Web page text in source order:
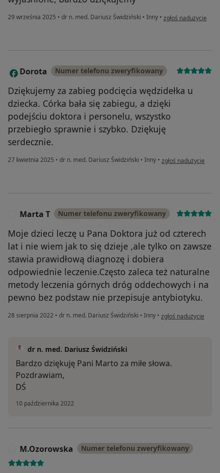
29 września 2025 • dr n. med. Dariusz Świdziński • Inny • w opinii
zgłoś nadużycie
D Dorota Numer telefonu zweryfikowany
Dziękujemy za zabieg podcięcia wędzidełka u
dziecka. Córka bała się zabiegu, a dzięki
podejściu doktora i personelu, wszystko
przebiegło sprawnie i szybko. Dziękuję
serdecznie.
27 kwietnia 2025 • dr n. med. Dariusz Świdziński • Inny • w opinii użytkownika
zgłoś nadużycie
Marta T Numer telefonu zweryfikowany
Moje dzieci leczę u Pana Doktora już od czterech
lat i nie wiem jak to się dzieje ,ale tylko on zawsze
stawia prawidłową diagnozę i dobiera
odpowiednie leczenie.Często zaleca też naturalne
metody leczenia górnych dróg oddechowych i na
pewno bez podstaw nie przepisuje antybiotyku.
28 sierpnia 2022 • dr n. med. Dariusz Świdziński • Inny • w opinii użytkownika
zgłoś nadużycie
dr n. med. Dariusz Świdziński
Bardzo dziękuję Pani Marto za miłe słowa.
Pozdrawiam,
DŚ
10 października 2022
M.Ozorowska Numer telefonu zweryfikowany